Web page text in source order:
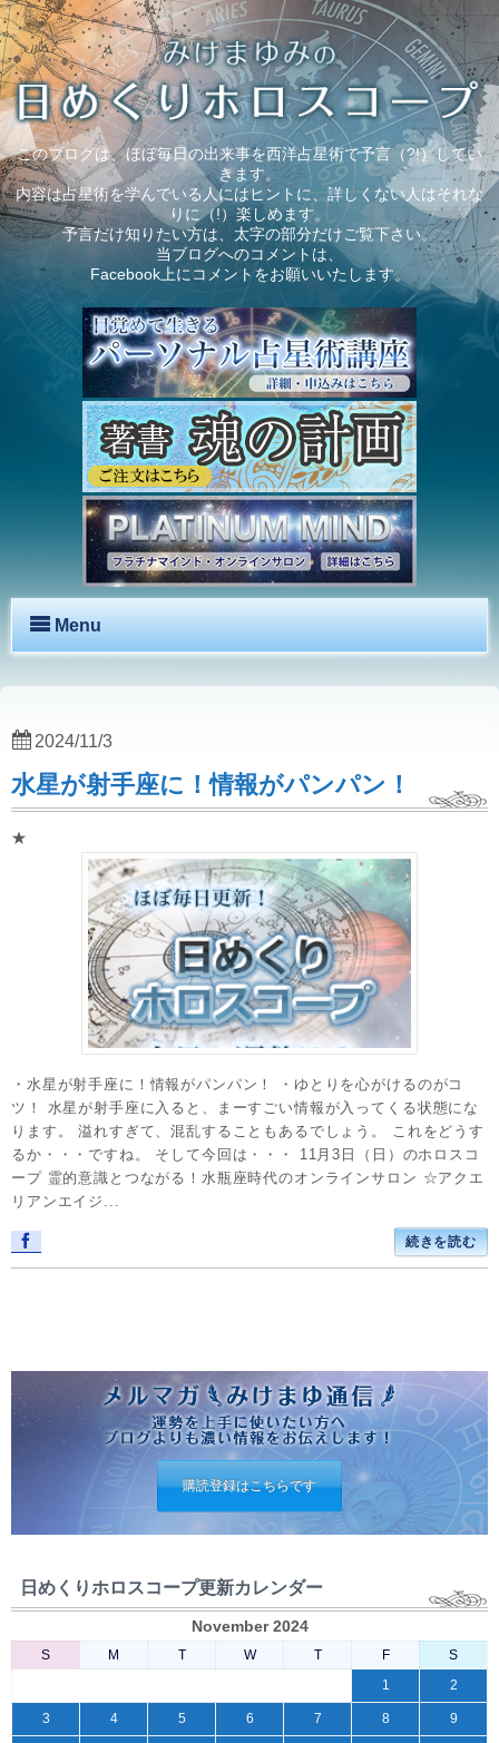
このブログは、ほぼ毎日の出来事を西洋占星術で予言（?!）してい
きます。
内容は占星術を学んでいる人にはヒントに、詳しくない人はそれな
りに（!）楽しめます。
予言だけ知りたい方は、太字の部分だけご覧下さい。
当ブログへのコメントは、
Facebook上にコメントをお願いいたします。
Menu
水星が射手座に！情報がパンパン！
★
・水星が射手座に！情報がパンパン！ ・ゆとりを心がけるのがコ
ツ！ 水星が射手座に入ると、まーすごい情報が入ってくる状態にな
ります。 溢れすぎて、混乱することもあるでしょう。 これをどうす
るか・・・ですね。 そして今回は・・・ 11月3日（日）のホロスコ
ープ 霊的意識とつながる！水瓶座時代のオンラインサロン ☆アクエ
リアンエイジ...
続きを読む
2024/11/3
購読登録はこちらです
日めくりホロスコープ更新カレンダー
November 2024
S M T W T F
S
1
2
3 4 5 6 7 8 9